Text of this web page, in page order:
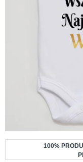
100%